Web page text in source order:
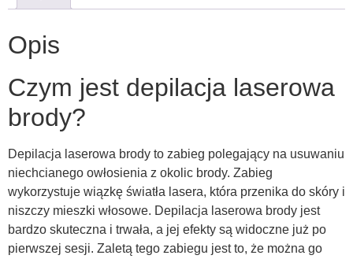
Opis
Czym jest depilacja laserowa
brody?
Depilacja laserowa brody to zabieg polegający na usuwaniu
niechcianego owłosienia z okolic brody. Zabieg
wykorzystuje wiązkę światła lasera, która przenika do skóry i
niszczy mieszki włosowe. Depilacja laserowa brody jest
bardzo skuteczna i trwała, a jej efekty są widoczne już po
pierwszej sesji. Zaletą tego zabiegu jest to, że można go